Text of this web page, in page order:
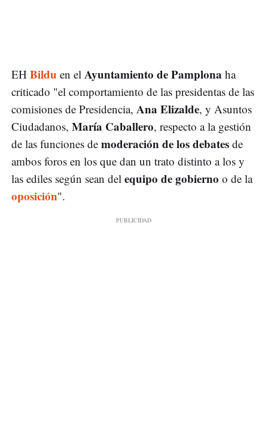
EH Bildu en el Ayuntamiento de Pamplona ha
criticado "el comportamiento de las presidentas de las
comisiones de Presidencia, Ana Elizalde, y Asuntos
Ciudadanos, María Caballero, respecto a la gestión
de las funciones de moderación de los debates de
ambos foros en los que dan un trato distinto a los y
las ediles según sean del equipo de gobierno o de la
oposición".